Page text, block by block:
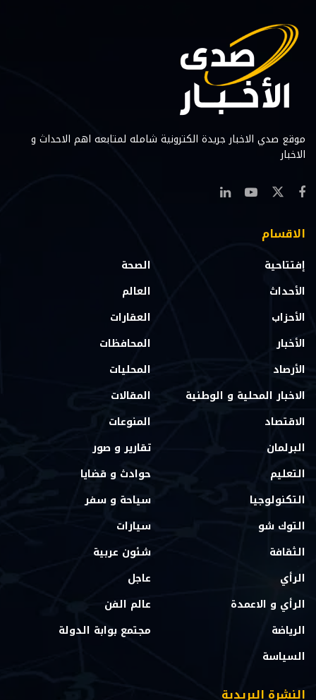
موقع صدي الاخبار جريدة الكترونية شامله لمتابعه اهم الاحداث و
الاخبار
الاقسام
إفتتاحية
الأحداث
الأحزاب
الأخبار
الأرصاد
الاخبار المحلية و الوطنية
الاقتصاد
البرلمان
التعليم
التكنولوجيا
التوك شو
الثقافة
الرأي
الرأي و الاعمدة
الرياضة
السياسة
الصحة
العالم
العقارات
المحافظات
المحليات
المقالات
المنوعات
تقارير و صور
حوادث و قضايا
سياحة و سفر
سيارات
شئون عربية
عاجل
عالم الفن
مجتمع بوابة الدولة
النشرة البريدية